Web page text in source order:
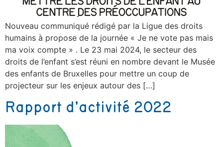
Nouveau communiqué rédigé par la Ligue des droits
humains à propose de la journée « Je ne vote pas mais
ma voix compte » . Le 23 mai 2024, le secteur des
droits de l’enfant s’est réuni en nombre devant le Musée
des enfants de Bruxelles pour mettre un coup de
projecteur sur les enjeux autour des […]
Rapport d’activité 2022